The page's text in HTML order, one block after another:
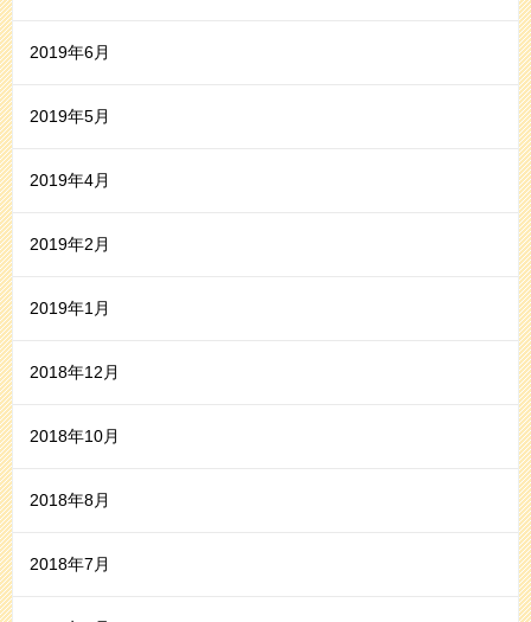
2019年6月
2019年5月
2019年4月
2019年2月
2019年1月
2018年12月
2018年10月
2018年8月
2018年7月